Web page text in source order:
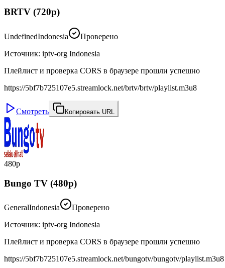
BRTV (720p)
UndefinedIndonesia
Проверено
Источник: iptv-org Indonesia
Плейлист и проверка CORS в браузере прошли успешно
https://5bf7b725107e5.streamlock.net/brtv/brtv/playlist.m3u8
Смотреть Копировать URL
480p
Bungo TV (480p)
GeneralIndonesia
Проверено
Источник: iptv-org Indonesia
Плейлист и проверка CORS в браузере прошли успешно
https://5bf7b725107e5.streamlock.net/bungotv/bungotv/playlist.m3u8